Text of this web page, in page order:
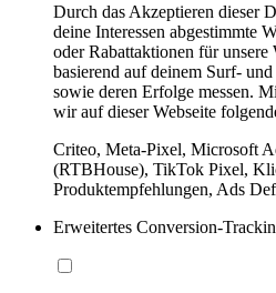
Durch das Akzeptieren dieser
deine Interessen abgestimmte
oder Rabattaktionen für unsere
basierend auf deinem Surf-
sowie deren Erfolge messen.
wir auf dieser Webseite
Criteo, Meta-Pixel, Microsoft
(RTBHouse), TikTok Pixel,
Produktempfehlungen, Ads
Erweitertes Conversion-